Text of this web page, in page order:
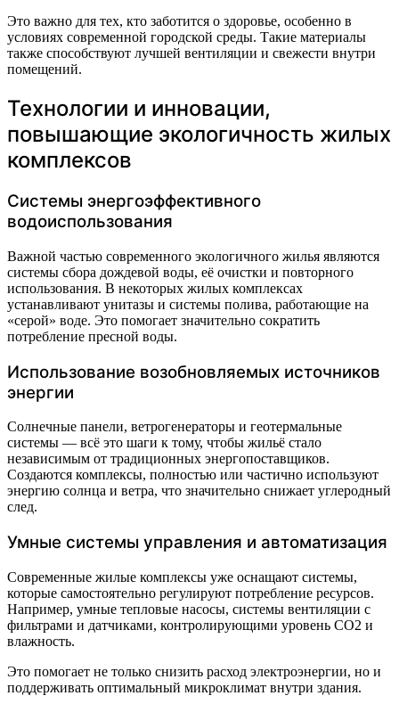
Это важно для тех, кто заботится о здоровье, особенно в
условиях современной городской среды. Такие материалы
также способствуют лучшей вентиляции и свежести внутри
помещений.
Технологии и инновации,
повышающие экологичность жилых
комплексов
Системы энергоэффективного
водоиспользования
Важной частью современного экологичного жилья являются
системы сбора дождевой воды, её очистки и повторного
использования. В некоторых жилых комплексах
устанавливают унитазы и системы полива, работающие на
«серой» воде. Это помогает значительно сократить
потребление пресной воды.
Использование возобновляемых источников
энергии
Солнечные панели, ветрогенераторы и геотермальные
системы — всё это шаги к тому, чтобы жильё стало
независимым от традиционных энергопоставщиков.
Создаются комплексы, полностью или частично используют
энергию солнца и ветра, что значительно снижает углеродный
след.
Умные системы управления и автоматизация
Современные жилые комплексы уже оснащают системы,
которые самостоятельно регулируют потребление ресурсов.
Например, умные тепловые насосы, системы вентиляции с
фильтрами и датчиками, контролирующими уровень CO2 и
влажность.
Это помогает не только снизить расход электроэнергии, но и
поддерживать оптимальный микроклимат внутри здания.